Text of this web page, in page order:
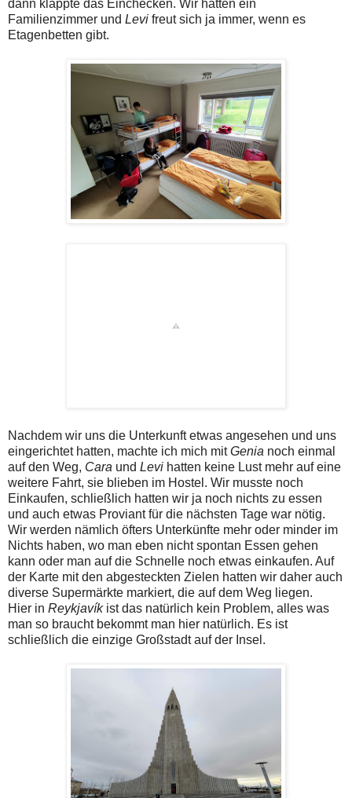
dann klappte das Einchecken. Wir hatten ein
Familienzimmer und Levi freut sich ja immer, wenn es
Etagenbetten gibt.
Nachdem wir uns die Unterkunft etwas angesehen und uns
eingerichtet hatten, machte ich mich mitGenia noch einmal
auf den Weg, Cara und Levi hatten keine Lust mehr auf eine
weitere Fahrt, sie blieben im Hostel. Wir musste noch
Einkaufen, schließlich hatten wir ja noch nichts zu essen
und auch etwas Proviant für die nächsten Tage war nötig.
Wir werden nämlich öfters Unterkünfte mehr oder minder im
Nichts haben, wo man eben nicht spontan Essen gehen
kann oder man auf die Schnelle noch etwas einkaufen. Auf
der Karte mit den abgesteckten Zielen hatten wir daher auch
diverse Supermärkte markiert, die auf dem Weg liegen.
Hier in Reykjavík ist das natürlich kein Problem, alles was
man so braucht bekommt man hier natürlich. Es ist
schließlich die einzige Großstadt auf der Insel.